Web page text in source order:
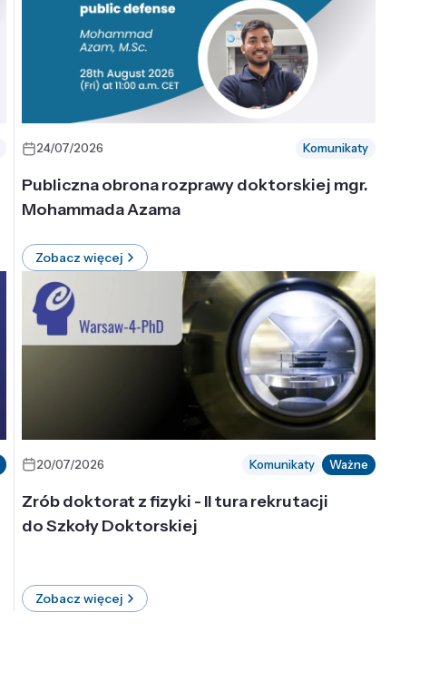
24/07/2026 Komunikaty
Publiczna obrona rozprawy doktorskiej mgr.
Mohammada Azama
Zobacz więcej
20/07/2026 Komunikaty Ważne
Zrób doktorat z fizyki - II tura rekrutacji
do Szkoły Doktorskiej
Zobacz więcej